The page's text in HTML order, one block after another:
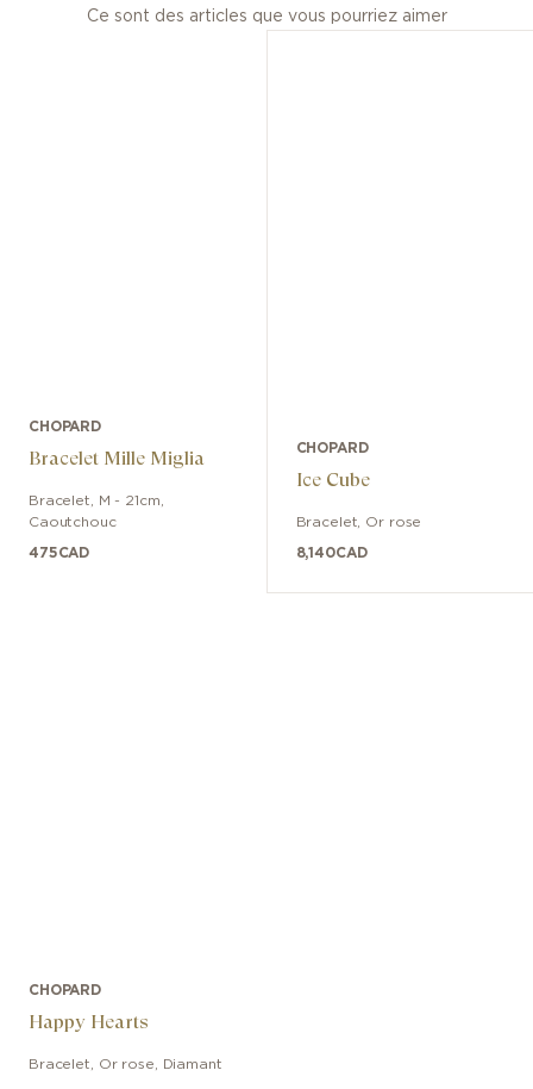
Ce sont des articles que vous pourriez aimer
CHOPARD
Bracelet Mille Miglia
Bracelet M - 21cm
Caoutchouc
475CAD
CHOPARD
Ice Cube
Bracelet Or rose
8,140CAD
CHOPARD
Happy Hearts
Bracelet Or rose, Diamant